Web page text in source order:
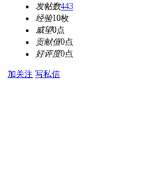
发帖数443
经验10枚
威望0点
贡献值0点
好评度0点
加关注 写私信